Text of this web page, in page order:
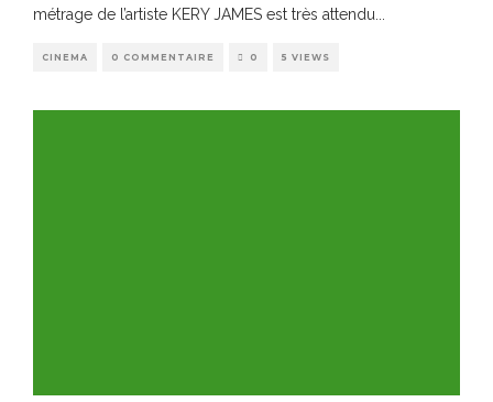
métrage de l’artiste KERY JAMES est très attendu
CINEMA 0 COMMENTAIRE 0 5 VIEWS